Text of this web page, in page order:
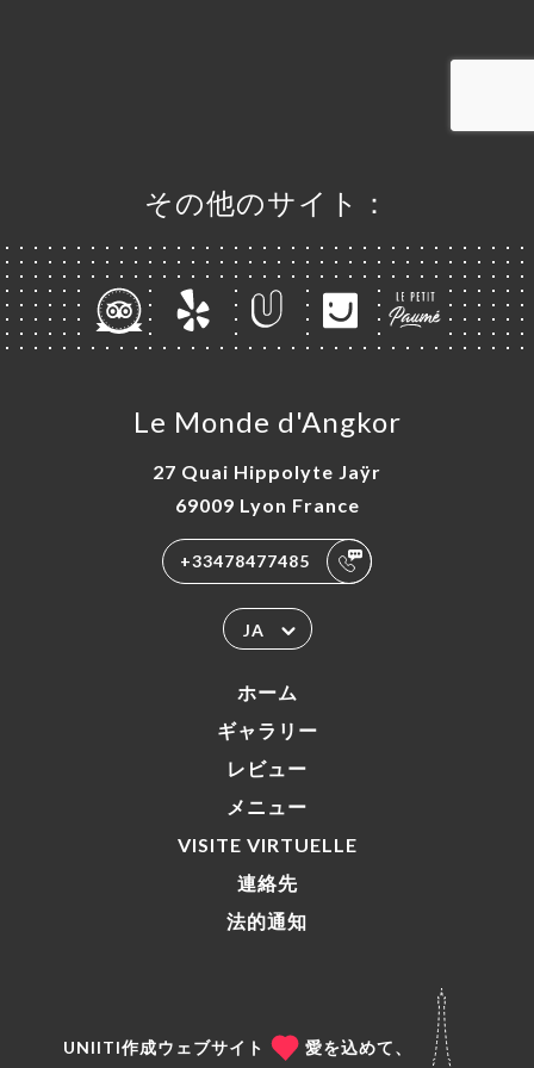
先
その他のサイト：
Le Monde d'Angkor
27 Quai Hippolyte Jaÿr
69009 Lyon France
+33478477485
JA
ホーム
ギャラリー
レビュー
メニュー
VISITE VIRTUELLE
連絡先
法的通知
UNIITI作成ウェブサイト 愛を込めて、